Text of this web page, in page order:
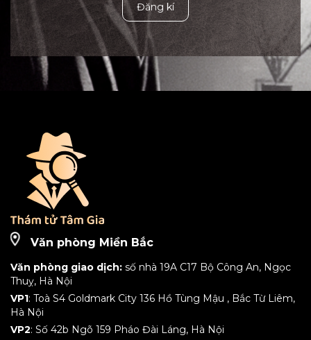
Đăng kí
Văn phòng Miền Bắc
Văn phòng giao dịch: số nhà 19A C17 Bộ Công An, Ngọc
Thuỵ, Hà Nội
VP1: Toà S4 Goldmark City 136 Hồ Tùng Mậu , Bắc Từ Liêm,
Hà Nội
VP2: Số 42b Ngõ 159 Pháo Đài Láng, Hà Nội